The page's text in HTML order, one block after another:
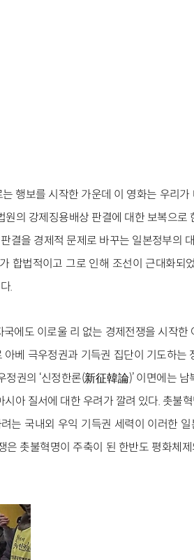
행보를 시작한 가운데 이 영화는 우리
의 강제징용배상 판결에 대한 보복으로
결을 경제적 문제로 바꾸는 일본정부의
합법적이고 그로 인해 조선이 근대화되
.
에도 이로울 리 없는 경제전쟁을 시작한
베 극우정권과 기득권 집단이 기도하는
권의 ‘신정한론(新征韓論)’ 이면에는
아 질서에 대한 우려가 깔려 있다. 촛불
는 국내외 우익 기득권 세력이 이러한
촛불혁명이 주축이 된 한반도 평화체